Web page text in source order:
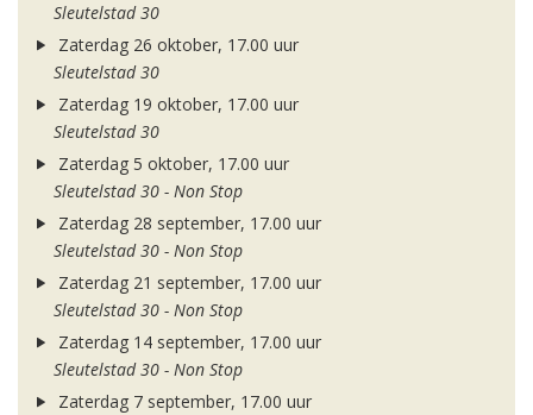
Sleutelstad 30
Zaterdag 26 oktober, 17.00 uur
Sleutelstad 30
Zaterdag 19 oktober, 17.00 uur
Sleutelstad 30
Zaterdag 5 oktober, 17.00 uur
Sleutelstad 30 - Non Stop
Zaterdag 28 september, 17.00 uur
Sleutelstad 30 - Non Stop
Zaterdag 21 september, 17.00 uur
Sleutelstad 30 - Non Stop
Zaterdag 14 september, 17.00 uur
Sleutelstad 30 - Non Stop
Zaterdag 7 september, 17.00 uur